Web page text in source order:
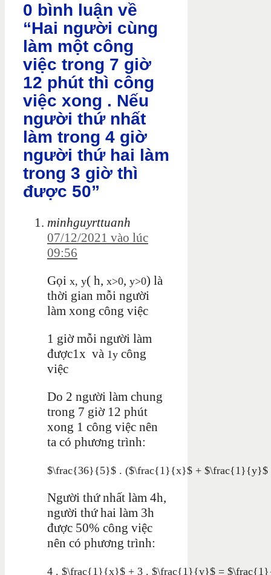
0 bình luận về
“Hai người cùng
làm một công
việc trong 7 giờ
12 phút thì công
việc xong . Nếu
người thứ nhất
làm trong 4 giờ
người thứ hai làm
trong 3 giờ thì
được 50”
minhguyrttuanh
07/12/2021 vào lúc
09:56
Gọi x, y( h, x>0, y>0) là
thời gian mỗi người
làm xong công việc
1 giờ mỗi người làm
được1x và 1y công
việc
Do 2 người làm chung
trong 7 giờ 12 phút
xong 1 công việc nên
ta có phương trình:
$\frac{36}{5}$ . ($\frac{1}{x}$ + $\frac{1}{y}$
Người thứ nhất làm 4h,
người thứ hai làm 3h
được 50% công việc
nên có phương trình:
4 . $\frac{1}{x}$ + 3 . $\frac{1}{y}$ =